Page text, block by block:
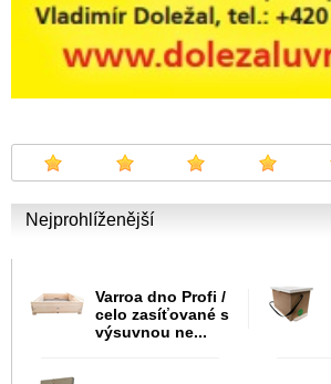
Nejprohlíženější
Varroa dno Profi /
celo zasíťované s
výsuvnou ne...